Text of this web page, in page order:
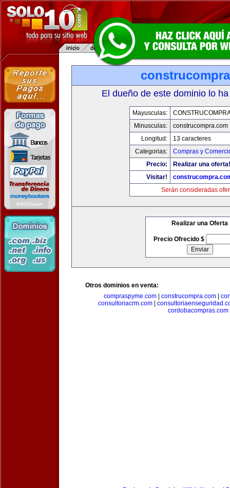
El dueño de este dominio lo
Mayusculas:
Minusculas:
construcompra.com
Longitud:
13 caracteres
Categorias:
Compras y
Precio:
Realizar una oferta!
Visitar!
Serán consideradas
Realizar una Oferta
Precio Ofrecido $
Otros dominios en venta:
compraspyme.com
construcompra.com
consultoriacrm.com|
cordobacompras.com